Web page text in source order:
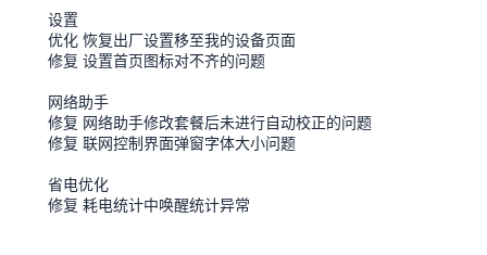
设置
优化 恢复出厂设置移至我的设备页面
修复 设置首页图标对不齐的问题
网络助手
修复 网络助手修改套餐后未进行自动校正的问题
修复 联网控制界面弹窗字体大小问题
省电优化
修复 耗电统计中唤醒统计异常